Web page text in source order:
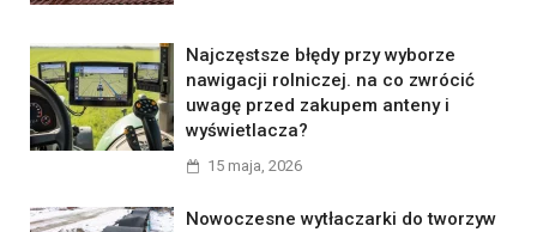
Najczęstsze błędy przy wyborze
nawigacji rolniczej. na co zwrócić
uwagę przed zakupem anteny i
wyświetlacza?
15 maja, 2026
Nowoczesne wytłaczarki do tworzyw